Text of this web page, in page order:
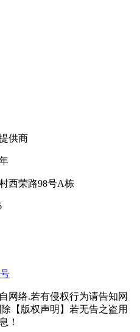
供商
西荣路98号A栋
网络.若有侵权行为请告知网
【版权声明】若无告之盗用
！